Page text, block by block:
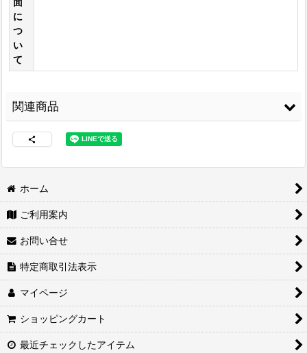
に
つ
い
て
関連商品
両面接着シート [WS-
100]
2,460円(税込)
3M スプレーのり
コニシ ボンド Gクリ
CLEAR170]
ホーム
ご利用案内
お問い合せ
特定商取引法表示
マイページ
ショッピングカート
最近チェックしたアイテム